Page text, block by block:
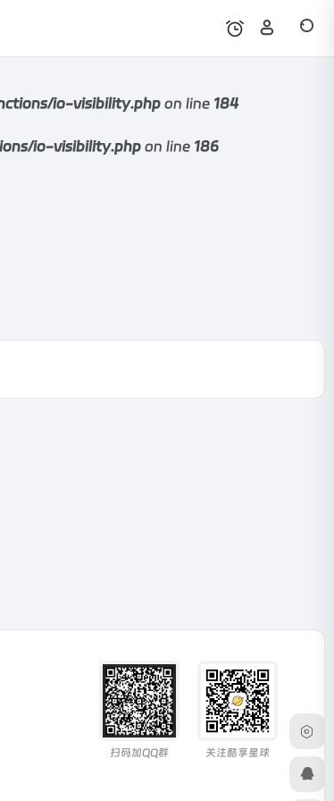
io-visibility.php on line 184
io-visibility.php on line 186
扫码加QQ群 关注酷享星球